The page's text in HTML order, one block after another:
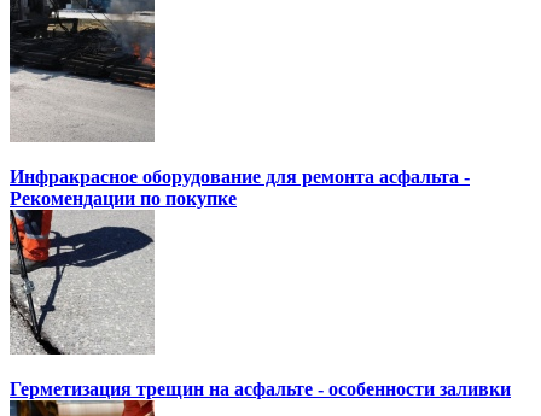
Инфракрасное оборудование для ремонта асфальта -
Рекомендации по покупке
Герметизация трещин на асфальте - особенности заливки